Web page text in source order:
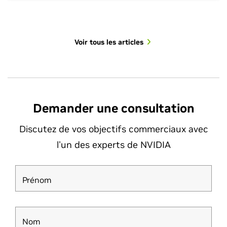
Voir tous les articles
Demander une consultation
Discutez de vos objectifs commerciaux avec
l'un des experts de NVIDIA
Prénom
Nom